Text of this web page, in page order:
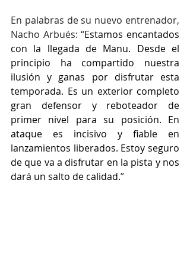
En palabras de su nuevo entrenador,
Nacho Arbués: “Estamos encantados
con la llegada de Manu. Desde el
principio ha compartido nuestra
ilusión y ganas por disfrutar esta
temporada. Es un exterior completo
gran defensor y reboteador de
primer nivel para su posición. En
ataque es incisivo y fiable en
lanzamientos liberados. Estoy seguro
de que va a disfrutar en la pista y nos
dará un salto de calidad.”